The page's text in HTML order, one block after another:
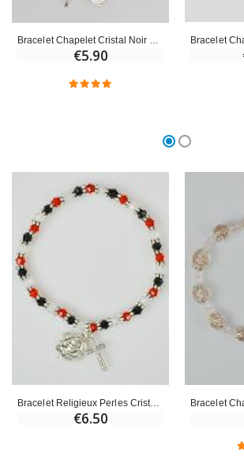
€5.90
Bracelet Religieux Perles Cristal - Médaille et Croix de Lourdes
€6.50